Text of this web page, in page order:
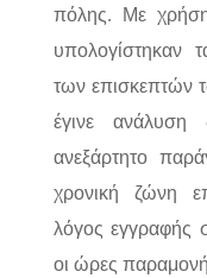
πόλης. Με χρήση
υπολογίστηκαν
των επισκεπτών
έγινε
ανεξάρτητο
χρονική ζώνη
λόγος εγγραφής
οι ώρες